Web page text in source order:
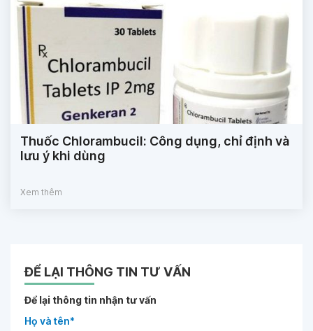
Thuốc Chlorambucil: Công dụng, chỉ định và
lưu ý khi dùng
Xem thêm
ĐỂ LẠI THÔNG TIN TƯ VẤN
Để lại thông tin nhận tư vấn
Họ và tên*